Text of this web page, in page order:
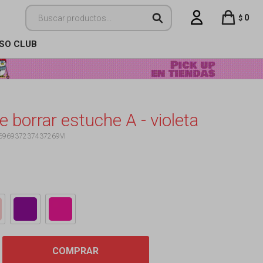
CLUB
$ 0
borrar estuche A - violeta
COMPRAR